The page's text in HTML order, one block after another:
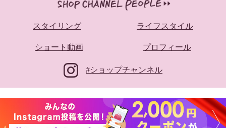
スタイリング ライフスタイル
ショート動画 プロフィール
#ショップチャンネル